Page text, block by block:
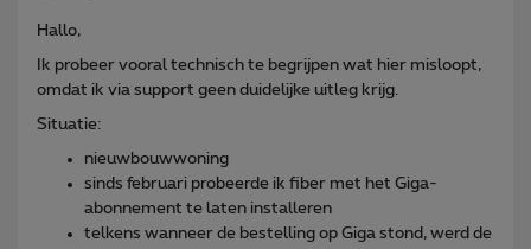
Hallo,
Ik probeer vooral technisch te begrijpen wat hier misloopt,
omdat ik via support geen duidelijke uitleg krijg.
Situatie:
nieuwbouwwoning
sinds februari probeerde ik fiber met het Giga-
abonnement te laten installeren
telkens wanneer de bestelling op Giga stond, werd de